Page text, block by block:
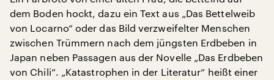
dem Boden hockt, dazu ein Text aus „Das Bettelweib
von Locarno“ oder das Bild verzweifelter Menschen
zwischen Trümmern nach dem jüngsten Erdbeben in
Japan neben Passagen aus der Novelle „Das Erdbeben
von Chili“. „Katastrophen in der Literatur“ heißt einer